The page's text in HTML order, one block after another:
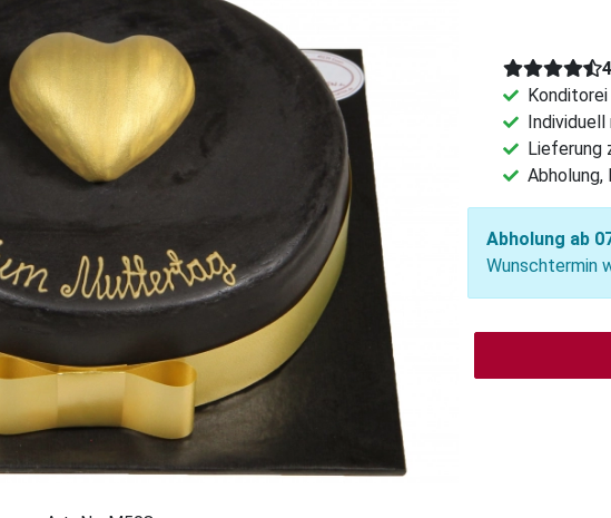
Lieferung
Abholung,
Abholung ab
Wunschtermin